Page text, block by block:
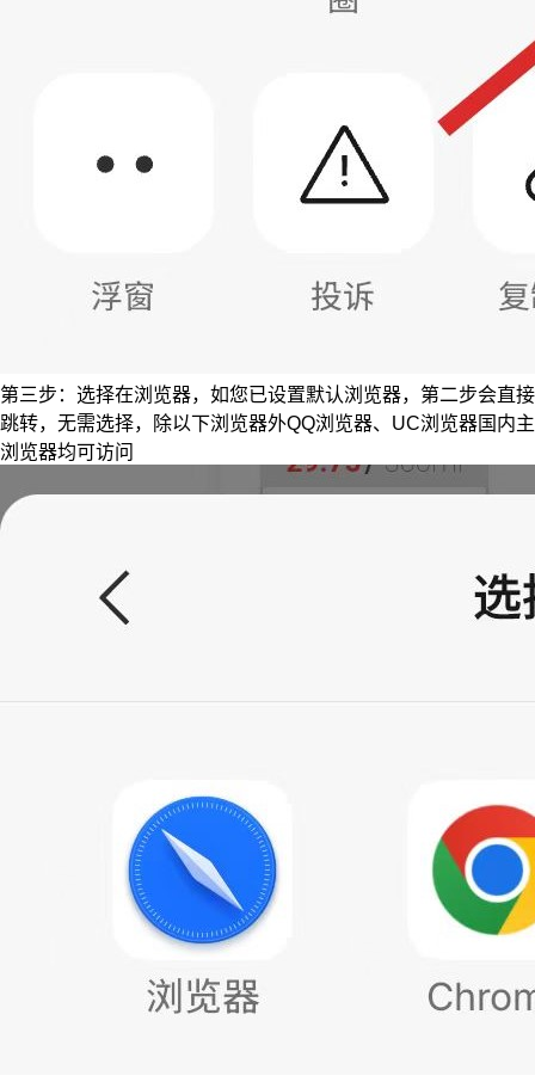
第三步：选择在浏览器，如您已设置默认浏览器，第二步会直接
跳转，无需选择，除以下浏览器外QQ浏览器、UC浏览器国内主
浏览器均可访问